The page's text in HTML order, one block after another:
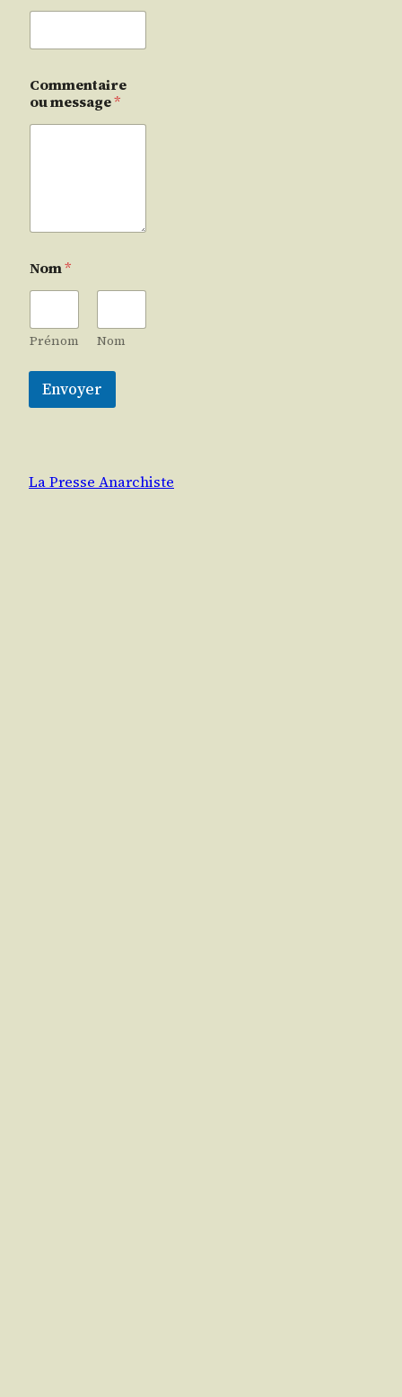
Commentaire
ou message*
Nom*
Prénom Nom
Envoyer
La Presse Anarchiste